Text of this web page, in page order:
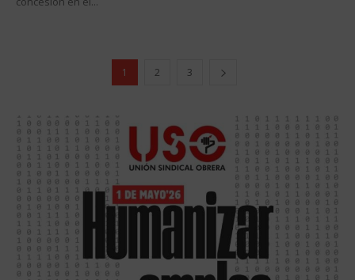
1 2 3